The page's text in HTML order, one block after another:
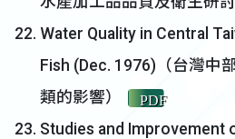
Water Quality in Central
Fish (Dec. 1976)（台灣中
類的影響）
PDF
Studies and Improvement